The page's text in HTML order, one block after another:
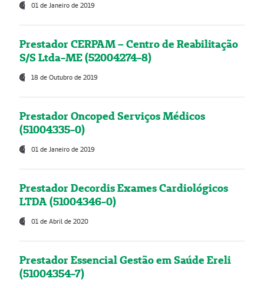
01 de Janeiro de 2019
Prestador CERPAM – Centro de Reabilitação
S/S Ltda-ME (52004274-8)
18 de Outubro de 2019
Prestador Oncoped Serviços Médicos
(51004335-0)
01 de Janeiro de 2019
Prestador Decordis Exames Cardiológicos
LTDA (51004346-0)
01 de Abril de 2020
Prestador Essencial Gestão em Saúde Ereli
(51004354-7)